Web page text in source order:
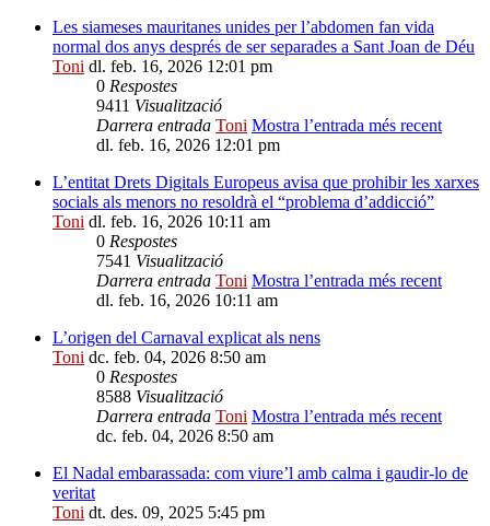
Les siameses mauritanes unides per l’abdomen fan vida
normal dos anys després de ser separades a Sant Joan de Déu
Toni dl. feb. 16, 2026 12:01 pm
0 Respostes
9411 Visualització
Darrera entrada Toni Mostra l’entrada més recent
dl. feb. 16, 2026 12:01 pm
L’entitat Drets Digitals Europeus avisa que prohibir les xarxes
socials als menors no resoldrà el “problema d’addicció”
Toni dl. feb. 16, 2026 10:11 am
0 Respostes
7541 Visualització
Darrera entrada Toni Mostra l’entrada més recent
dl. feb. 16, 2026 10:11 am
L’origen del Carnaval explicat als nens
Toni dc. feb. 04, 2026 8:50 am
0 Respostes
8588 Visualització
Darrera entrada Toni Mostra l’entrada més recent
dc. feb. 04, 2026 8:50 am
El Nadal embarassada: com viure’l amb calma i gaudir-lo de
veritat
Toni dt. des. 09, 2025 5:45 pm